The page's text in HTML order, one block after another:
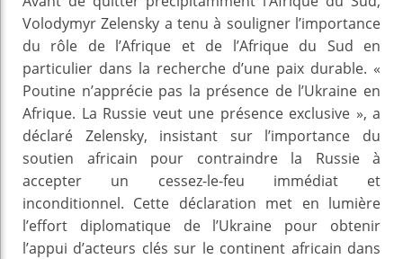
Volodymyr Zelensky a tenu à souligner l’importance
du rôle de l’Afrique et de l’Afrique du Sud en
particulier dans la recherche d’une paix durable. «
Poutine n’apprécie pas la présence de l’Ukraine en
Afrique. La Russie veut une présence exclusive », a
déclaré Zelensky, insistant sur l’importance du
soutien africain pour contraindre la Russie à
accepter un cessez-le-feu immédiat et
inconditionnel. Cette déclaration met en lumière
l’effort diplomatique de l’Ukraine pour obtenir
l’appui d’acteurs clés sur le continent africain dans